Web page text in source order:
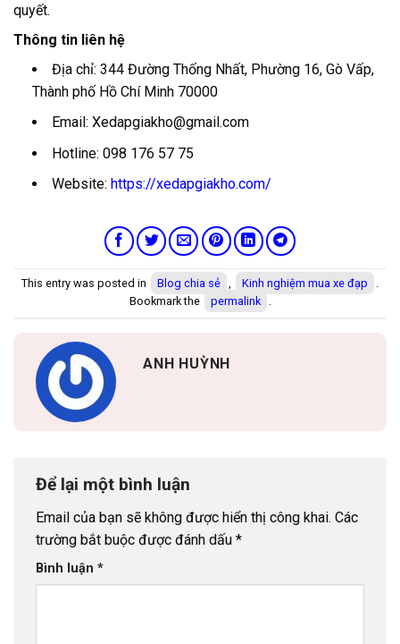
quyết.
Thông tin liên hệ
Địa chỉ: 344 Đường Thống Nhất, Phường 16, Gò Vấp,
Thành phố Hồ Chí Minh 70000
Email: Xedapgiakho@gmail.com
Hotline: 098 176 57 75
Website: https://xedapgiakho.com/
This entry was posted in Blog chia sẻ Kinh nghiệm mua xe đạp
Bookmark the
permalink
ANH HUỲNH
Để lại một bình luận
Email của bạn sẽ không được hiển thị công khai. Các
trường bắt buộc được đánh dấu *
Bình luận *